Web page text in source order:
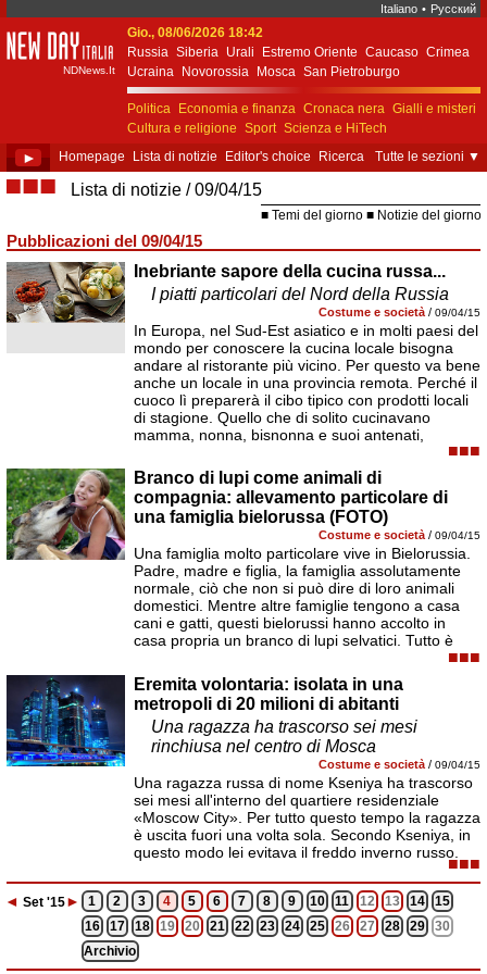
Italiano • Русский
New Day Italia
NDNews.It
Gio., 08/06/2026 18:42
Russia Siberia Urali Estremo Oriente Caucaso Crimea
Ucraina
Novorossia Mosca San Pietroburgo
Ekaterinburgo Kiev Simferopol
Sebastopoli
Politica
Economia e finanza Cronaca nera Gialli e misteri
Cultura e religione Sport Scienza e HiTech
Costume e società
Unione Europea
► Homepage Lista di notizie Editor's choice Ricerca Tutte le sezioni ▼
■■■ Lista di notizie 09/04/15
Temi del giorno Notizie del giorno
Pubblicazioni del 09/04/15
Inebriante sapore della cucina russa...
I piatti particolari del Nord della Russia
Costume e società / 09/04/15
In Europa, nel Sud-Est asiatico e in molti paesi del
mondo per conoscere la cucina locale bisogna
andare al ristorante più vicino. Per questo va bene
anche un locale in una provincia remota. Perché il
cuoco lì preparerà il cibo tipico con prodotti locali
di stagione. Quello che di solito cucinavano
mamma, nonna, bisnonna e suoi antenati,
■■■
Branco di lupi come animali di
compagnia: allevamento particolare di
una famiglia bielorussa (FOTO)
Costume e società / 09/04/15
Una famiglia molto particolare vive in Bielorussia.
Padre, madre e figlia, la famiglia assolutamente
normale, ciò che non si può dire di loro animali
domestici. Mentre altre famiglie tengono a casa
cani e gatti, questi bielorussi hanno accolto in
casa propria un branco di lupi selvatici. Tutto è
■■■
Eremita volontaria: isolata in una
metropoli di 20 milioni di abitanti
Una ragazza ha trascorso sei mesi
rinchiusa nel centro di Mosca
Costume e società / 09/04/15
Una ragazza russa di nome Kseniya ha trascorso
sei mesi all'interno del quartiere residenziale
«Moscow City». Per tutto questo tempo la ragazza
è uscita fuori una volta sola. Secondo Kseniya, in
questo modo lei evitava il freddo inverno russo.
■■■
◄ Set '15► 1 2 3 4 5 6 7 8 9 10 11 12 13 14
15
16
17 18 19 20 21 22 23 24 25 26 27 28 29
30
Archivio